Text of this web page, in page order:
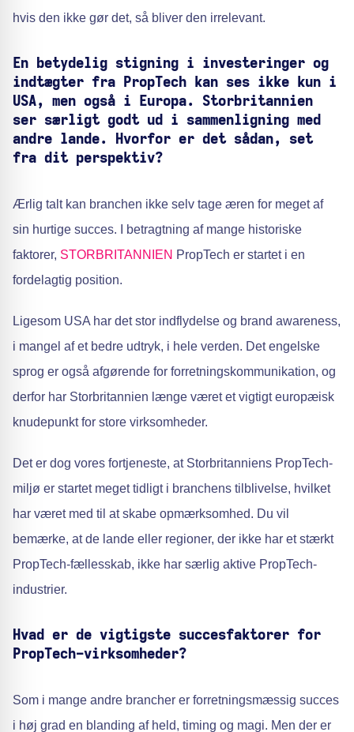
hvis den ikke gør det, så bliver den irrelevant.
En betydelig stigning i investeringer og
indtægter fra PropTech kan ses ikke kun i
USA, men også i Europa. Storbritannien
ser særligt godt ud i sammenligning med
andre lande. Hvorfor er det sådan, set
fra dit perspektiv?
Ærlig talt kan branchen ikke selv tage æren for meget af
sin hurtige succes. I betragtning af mange historiske
faktorer, STORBRITANNIEN PropTech er startet i en
fordelagtig position.
Ligesom USA har det stor indflydelse og brand awareness,
i mangel af et bedre udtryk, i hele verden. Det engelske
sprog er også afgørende for forretningskommunikation, og
derfor har Storbritannien længe været et vigtigt europæisk
knudepunkt for store virksomheder.
Det er dog vores fortjeneste, at Storbritanniens PropTech-
miljø er startet meget tidligt i branchens tilblivelse, hvilket
har været med til at skabe opmærksomhed. Du vil
bemærke, at de lande eller regioner, der ikke har et stærkt
PropTech-fællesskab, ikke har særlig aktive PropTech-
industrier.
Hvad er de vigtigste succesfaktorer for
PropTech-virksomheder?
Som i mange andre brancher er forretningsmæssig succes
i høj grad en blanding af held, timing og magi. Men der er